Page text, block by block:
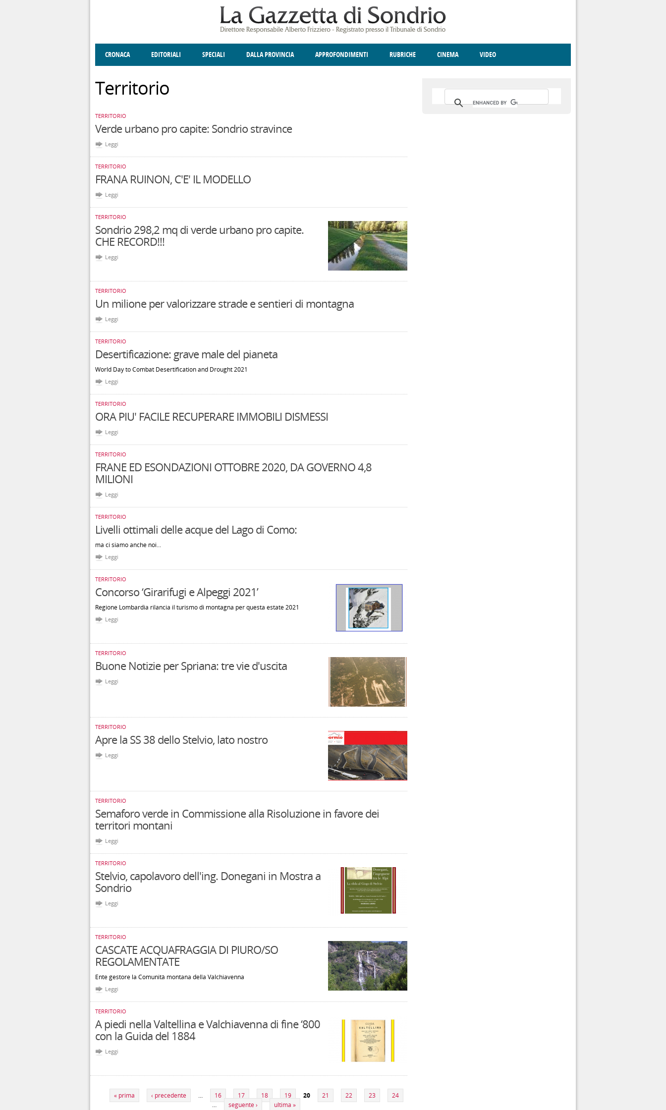
CRONACA EDITORIALI SPECIALI DALLA PROVINCIA APPROFONDIMENTI RUBRICHE CINEMA VIDEO
Territorio
TERRITORIO
Verde urbano pro capite: Sondrio stravince
Leggi
TERRITORIO
FRANA RUINON, C'E' IL MODELLO
Leggi
TERRITORIO
Sondrio 298,2 mq di verde urbano pro capite.
CHE RECORD!!!
Leggi
TERRITORIO
Un milione per valorizzare strade e sentieri di montagna
Leggi
TERRITORIO
Desertificazione: grave male del pianeta
World Day to Combat Desertification and Drought 2021
Leggi
TERRITORIO
ORA PIU' FACILE RECUPERARE IMMOBILI DISMESSI
Leggi
TERRITORIO
FRANE ED ESONDAZIONI OTTOBRE 2020, DA GOVERNO 4,8
MILIONI
Leggi
TERRITORIO
Livelli ottimali delle acque del Lago di Como:
ma ci siamo anche noi...
Leggi
TERRITORIO
Concorso ‘Girarifugi e Alpeggi 2021’
Regione Lombardia rilancia il turismo di montagna per questa estate 2021
Leggi
TERRITORIO
Buone Notizie per Spriana: tre vie d'uscita
Leggi
TERRITORIO
Apre la SS 38 dello Stelvio, lato nostro
Leggi
TERRITORIO
Semaforo verde in Commissione alla Risoluzione in favore dei
territori montani
Leggi
TERRITORIO
Stelvio, capolavoro dell'ing. Donegani in Mostra a
Sondrio
Leggi
TERRITORIO
CASCATE ACQUAFRAGGIA DI PIURO/SO
REGOLAMENTATE
Ente gestore la Comunità montana della Valchiavenna
Leggi
TERRITORIO
A piedi nella Valtellina e Valchiavenna di fine ‘800
con la Guida del 1884
Leggi
« prima ‹ precedente … 16 17 18 19 20 21 22 23
24
…
seguente › ultima »